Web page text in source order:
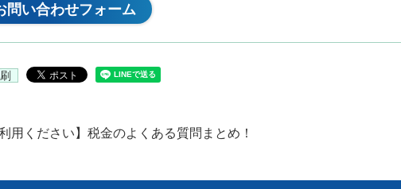
用ください】税金のよくある質問まとめ！